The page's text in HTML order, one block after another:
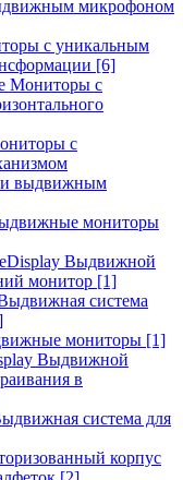
микрофоном
с уникальным
[6]
Мониторы с
с
и выдвижным
мониторы
Выдвижной
монитор [1]
система
мониторы [1]
Выдвижной
в
система для
корпус